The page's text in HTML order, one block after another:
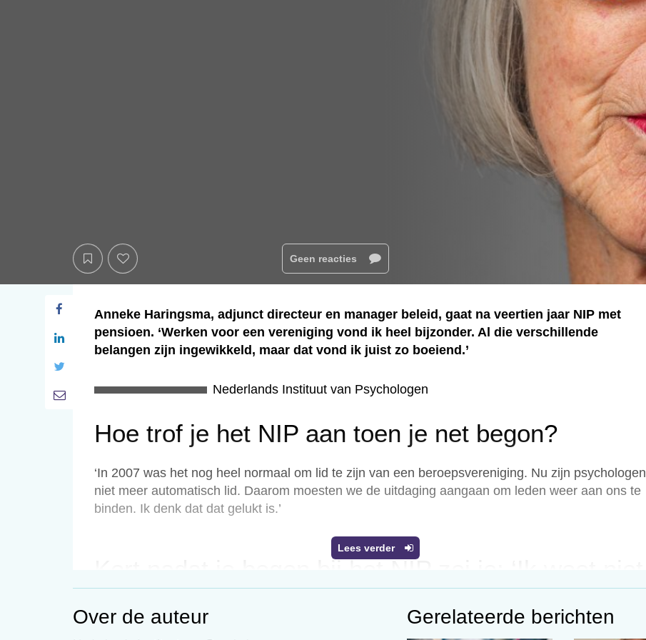
Geen reacties
Lees verder
Anneke Haringsma, adjunct directeur en manager beleid, gaat na veertien jaar NIP met
pensioen. ‘Werken voor een vereniging vond ik heel bijzonder. Al die verschillende
belangen zijn ingewikkeld, maar dat vond ik juist zo boeiend.’
Nederlands Instituut van Psychologen
Hoe trof je het NIP aan toen je net begon?
‘In 2007 was het nog heel normaal om lid te zijn van een beroepsvereniging. Nu zijn psychologen
niet meer automatisch lid. Daarom moesten we de uitdaging aangaan om leden weer aan ons te
binden. Ik denk dat dat gelukt is.’
Kort nadat je begon bij het NIP zei je: ‘Ik weet niet
zeker of dit werk me gaat bevallen, ik kijk wel
hoelang ik het volhoud.’
Over de auteur Gerelateerde berichten